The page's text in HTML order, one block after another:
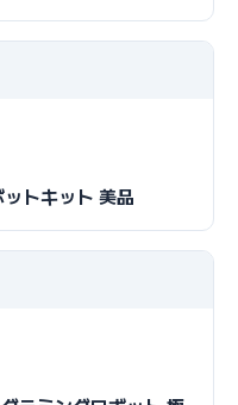
トキット 美品